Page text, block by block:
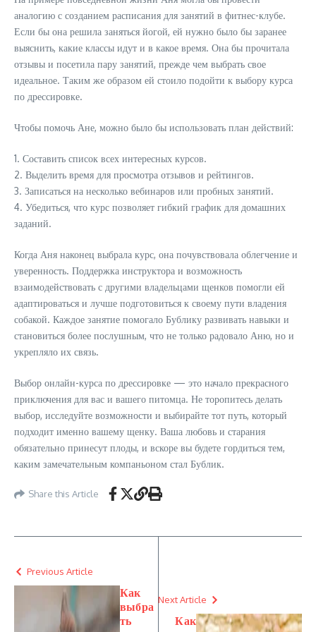
аналогию с созданием расписания для занятий в фитнес-клубе.
Если бы она решила заняться йогой, ей нужно было бы заранее
выяснить, какие классы идут и в какое время. Она бы прочитала
отзывы и посетила пару занятий, прежде чем выбрать свое
идеальное. Таким же образом ей стоило подойти к выбору курса
по дрессировке.
Чтобы помочь Ане, можно было бы использовать план действий:
1. Составить список всех интересных курсов.
2. Выделить время для просмотра отзывов и рейтингов.
3. Записаться на несколько вебинаров или пробных занятий.
4. Убедиться, что курс позволяет гибкий график для домашних
заданий.
Когда Аня наконец выбрала курс, она почувствовала облегчение и
уверенность. Поддержка инструктора и возможность
взаимодействовать с другими владельцами щенков помогли ей
адаптироваться и лучше подготовиться к своему пути владения
собакой. Каждое занятие помогало Бублику развивать навыки и
становиться более послушным, что не только радовало Аню, но и
укрепляло их связь.
Выбор онлайн-курса по дрессировке — это начало прекрасного
приключения для вас и вашего питомца. Не торопитесь делать
выбор, исследуйте возможности и выбирайте тот путь, который
подходит именно вашему щенку. Ваша любовь и старания
обязательно принесут плоды, и вскоре вы будете гордиться тем,
каким замечательным компаньоном стал Бублик.
Share this Article
Previous Article
Как
выбра
ть
Next Article
Как